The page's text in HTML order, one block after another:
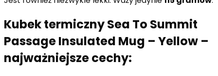
Kubek termiczny Sea To Summit
Passage Insulated Mug – Yellow –
najważniejsze cechy: